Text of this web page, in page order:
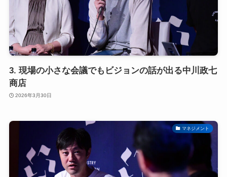
3. 現場の小さな会議でもビジョンの話が出る中川政七
商店
2026年3月30日
マネジメント